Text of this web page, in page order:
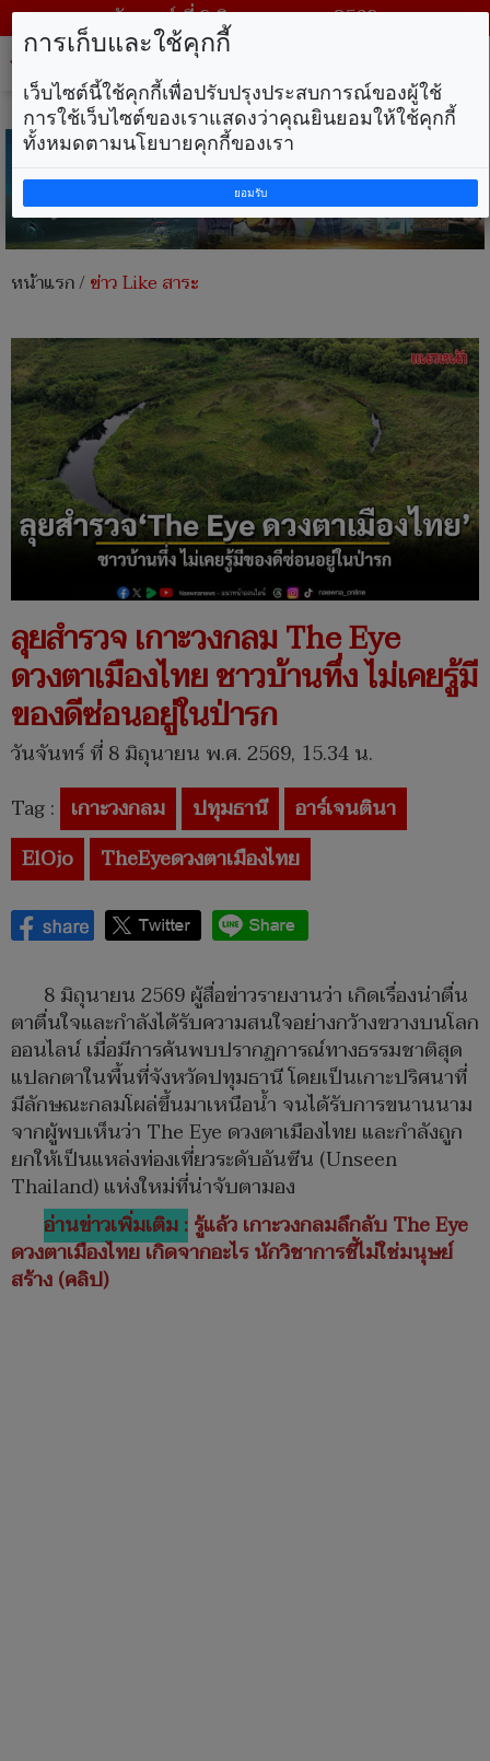
วันเสาร์ ที่ 8 สิงหาคม พ.ศ. 2569
หน้าแรก/ข่าว Like สาระ
ลุยสำรวจ เกาะวงกลม The Eye
ดวงตาเมืองไทย ชาวบ้านทึ่ง ไม่เคยรู้มี
ของดีซ่อนอยู่ในป่ารก
วันจันทร์ ที่ 8 มิถุนายน พ.ศ. 2569, 15.34 น.
Tag : เกาะวงกลม ปทุมธานี
อาร์เจนตินา
ElOjo
TheEyeดวงตาเมืองไทย
8 มิถุนายน 2569 ผู้สื่อข่าวรายงานว่า เกิดเรื่องน่าตื่น
ตาตื่นใจและกำลังได้รับความสนใจอย่างกว้างขวางบนโลก
ออนไลน์ เมื่อมีการค้นพบปรากฏการณ์ทางธรรมชาติสุด
แปลกตาในพื้นที่จังหวัดปทุมธานี โดยเป็นเกาะปริศนาที่
มีลักษณะกลมโผล่ขึ้นมาเหนือน้ำ จนได้รับการขนานนาม
จากผู้พบเห็นว่า The Eye ดวงตาเมืองไทย และกำลังถูก
ยกให้เป็นแหล่งท่องเที่ยวระดับอันซีน (Unseen
Thailand) แห่งใหม่ที่น่าจับตามอง
อ่านข่าวเพิ่มเติม :รู้แล้ว เกาะวงกลมลึกลับ The Eye
ดวงตาเมืองไทย เกิดจากอะไร นักวิชาการชี้ไม่ใช่มนุษย์
สร้าง (คลิป)
การเก็บและใช้คุกกี้
เว็บไซต์นี้ใช้คุกกี้เพื่อปรับปรุงประสบการณ์ของผู้ใช้
การใช้เว็บไซต์ของเราแสดงว่าคุณยินยอมให้ใช้คุกกี้
ทั้งหมดตามนโยบายคุกกี้ของเรา
ยอมรับ